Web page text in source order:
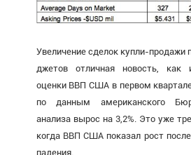
Увеличение сделок купли-продажи
джетов отличная новость, как
оценки ВВП США в первом
по данным американского
анализа вырос на 3,2%. Это уже
когда ВВП США показал рост
падения.